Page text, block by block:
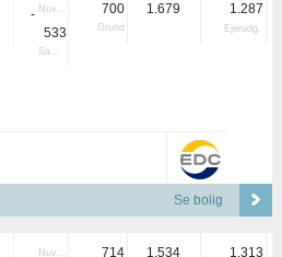
- Nuvær.
533
Samlet
700
Grund
1.679 1.287
Ejerudg.
Se bolig
Nuvær. 714 1.534 1.313